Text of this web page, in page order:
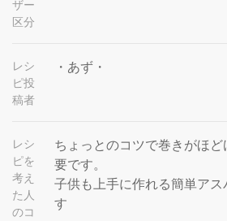
ザー
区分
レシ
ピ投
稿者
・あず・
レシ
ピを
考え
た人
のコ
ちょっとのコツで巻きがほ
要です。
子供も上手に作れる簡単ア
す